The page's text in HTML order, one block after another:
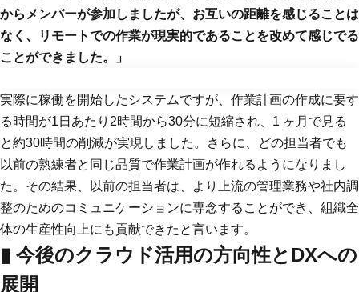
からメンバーが参加しましたが、お互いの距離を感じることは
なく、リモートでの作業が現実的であることを改めて感じでる
ことができました。」
実際に稼働を開始したシステムですが、作業計画の作成に要す
る時間が1日あたり2時間から30分に短縮され、1 ヶ月で見る
と約30時間の削減が実現しました。さらに、どの担当者でも
以前の熟練者と同じ品質で作業計画が作れるようになりまし
た。その結果、以前の担当者は、より上流の管理業務や社内調
整のためのコミュニケーションに専念することができ、組織全
体の生産性向上にも貢献できたと言います。
▮ 今後のクラウド活用の方向性とDXへの
展開